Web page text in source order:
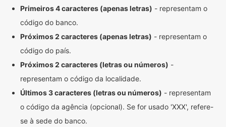
Primeiros 4 caracteres (apenas letras) - representam o
código do banco.
Próximos 2 caracteres (apenas letras) - representam o
código do país.
Próximos 2 caracteres (letras ou números) -
representam o código da localidade.
Últimos 3 caracteres (letras ou números) - representam
o código da agência (opcional). Se for usado 'XXX', refere-
se à sede do banco.